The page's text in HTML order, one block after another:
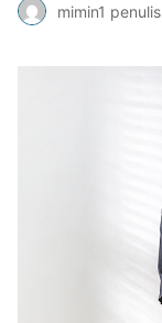
mimin1 penulis